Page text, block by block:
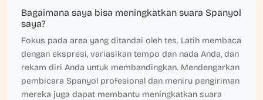
Bagaimana saya bisa meningkatkan suara Spanyol
saya?
Fokus pada area yang ditandai oleh tes. Latih membaca
dengan ekspresi, variasikan tempo dan nada Anda, dan
rekam diri Anda untuk membandingkan. Mendengarkan
pembicara Spanyol profesional dan meniru pengiriman
mereka juga dapat membantu meningkatkan suara